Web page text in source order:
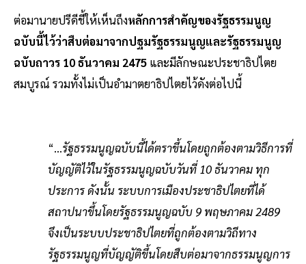
ต่อมานายปรีดีชี้ให้เห็นถึงหลักการสำคัญของรัฐธรรมนูญ
ฉบับนี้ไว้ว่าสืบต่อมาจากปฐมรัฐธรรมนูญและรัฐธรรมนูญ
ฉบับถาวร 10 ธันวาคม 2475 และมีลักษณะประชาธิปไตย
สมบูรณ์ รวมทั้งไม่เป็นอำมาตยาธิปไตยไว้ดังต่อไปนี้
“...รัฐธรรมนูญฉบับนี้ได้ตราขึ้นโดยถูกต้องตามวิธีการที่
บัญญัติไว้ในรัฐธรรมนูญฉบับวันที่ 10 ธันวาคม ทุก
ประการ ดังนั้น ระบบการเมืองประชาธิปไตยที่ได้
สถาปนาขึ้นโดยรัฐธรรมนูญฉบับ 9 พฤษภาคม 2489
จึงเป็นระบบประชาธิปไตยที่ถูกต้องตามวิถีทาง
รัฐธรรมนูญที่บัญญัติขึ้นโดยสืบต่อมาจากธรรมนูญการ